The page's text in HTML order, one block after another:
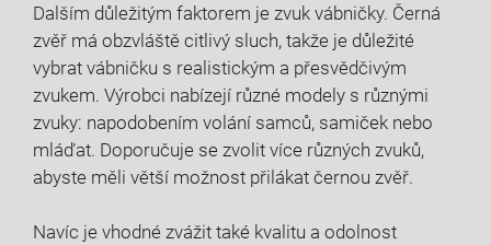
Dalším důležitým faktorem je zvuk vábničky. Černá
zvěř má obzvláště citlivý sluch, takže je důležité
vybrat vábničku s realistickým a přesvědčivým
zvukem. Výrobci nabízejí různé modely s různými
zvuky: napodobením volání samců, samiček nebo
mláďat. Doporučuje se zvolit více různých zvuků,
abyste měli větší možnost přilákat černou zvěř.
Navíc je vhodné zvážit také kvalitu a odolnost